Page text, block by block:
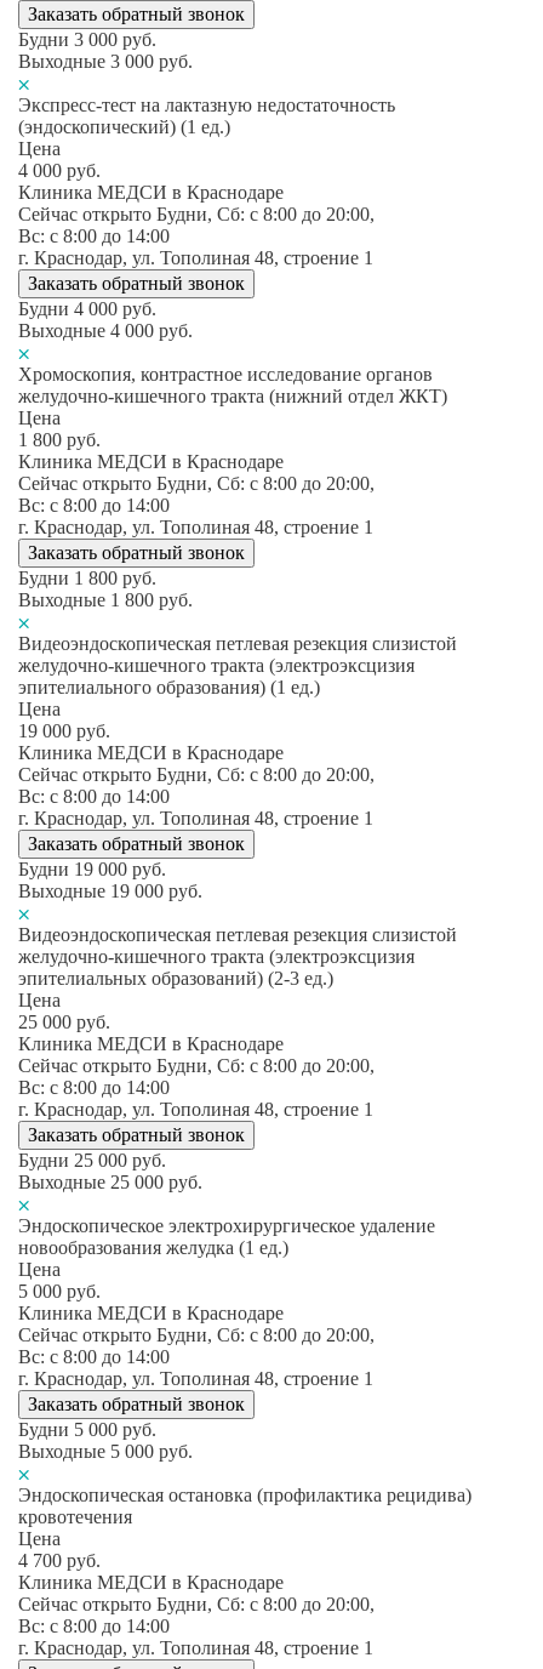
Заказать обратный звонок
Будни 3 000 руб.
Выходные 3 000 руб.
Экспресс-тест на лактазную недостаточность
(эндоскопический) (1 ед.)
Цена
4 000 руб.
Клиника МЕДСИ в Краснодаре
Сейчас открыто Будни, Сб: c 8:00 до 20:00,
Вс: c 8:00 до 14:00
г. Краснодар, ул. Тополиная 48, строение 1
Заказать обратный звонок
Будни 4 000 руб.
Выходные 4 000 руб.
Хромоскопия, контрастное исследование органов
желудочно-кишечного тракта (нижний отдел ЖКТ)
Цена
1 800 руб.
Клиника МЕДСИ в Краснодаре
Сейчас открыто Будни, Сб: c 8:00 до 20:00,
Вс: c 8:00 до 14:00
г. Краснодар, ул. Тополиная 48, строение 1
Заказать обратный звонок
Будни 1 800 руб.
Выходные 1 800 руб.
Видеоэндоскопическая петлевая резекция слизистой
желудочно-кишечного тракта (электроэксцизия
эпителиального образования) (1 ед.)
Цена
19 000 руб.
Клиника МЕДСИ в Краснодаре
Сейчас открыто Будни, Сб: c 8:00 до 20:00,
Вс: c 8:00 до 14:00
г. Краснодар, ул. Тополиная 48, строение 1
Заказать обратный звонок
Будни 19 000 руб.
Выходные 19 000 руб.
Видеоэндоскопическая петлевая резекция слизистой
желудочно-кишечного тракта (электроэксцизия
эпителиальных образований) (2-3 ед.)
Цена
25 000 руб.
Клиника МЕДСИ в Краснодаре
Сейчас открыто Будни, Сб: c 8:00 до 20:00,
Вс: c 8:00 до 14:00
г. Краснодар, ул. Тополиная 48, строение 1
Заказать обратный звонок
Будни 25 000 руб.
Выходные 25 000 руб.
Эндоскопическое электрохирургическое удаление
новообразования желудка (1 ед.)
Цена
5 000 руб.
Клиника МЕДСИ в Краснодаре
Сейчас открыто Будни, Сб: c 8:00 до 20:00,
Вс: c 8:00 до 14:00
г. Краснодар, ул. Тополиная 48, строение 1
Заказать обратный звонок
Будни 5 000 руб.
Выходные 5 000 руб.
Эндоскопическая остановка (профилактика рецидива)
кровотечения
Цена
4 700 руб.
Клиника МЕДСИ в Краснодаре
Сейчас открыто Будни, Сб: c 8:00 до 20:00,
Вс: c 8:00 до 14:00
г. Краснодар, ул. Тополиная 48, строение 1